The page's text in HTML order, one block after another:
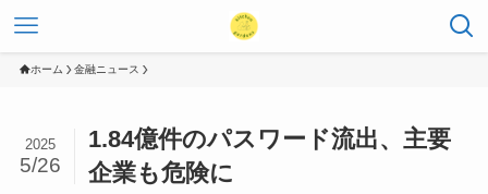
ホーム 金融ニュース
1.84億件のパスワード流出、主要
企業も危険に
2025
5/26